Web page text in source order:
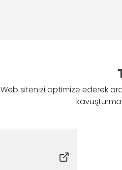
Web sitenizi optimize ederek